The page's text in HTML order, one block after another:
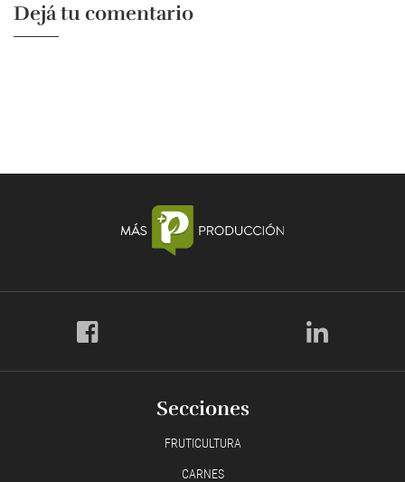
Dejá tu comentario
Secciones
FRUTICULTURA
CARNES